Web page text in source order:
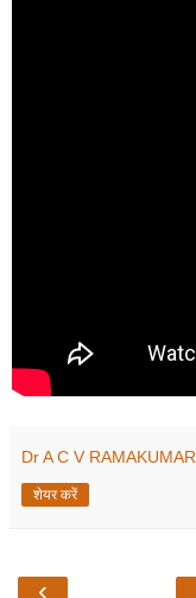
Dr A C V RAMAKUMAR
शेयर करें
‹